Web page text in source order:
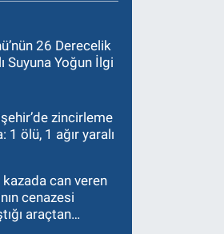
26 Derecelik
Suyuna Yoğun İlgi
zincirleme
1 ölü, 1 ağır yaralı
kazada can veren
cenazesi
araçtan